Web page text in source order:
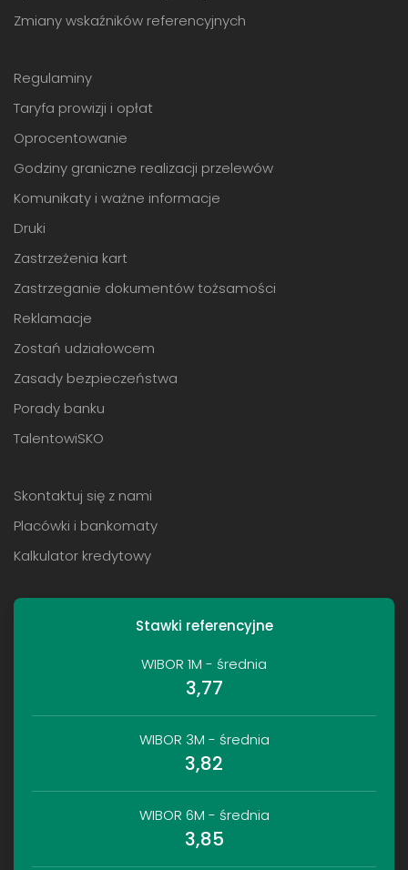
Zmiany wskaźników referencyjnych
Regulaminy
Taryfa prowizji i opłat
Oprocentowanie
Godziny graniczne realizacji przelewów
Komunikaty i ważne informacje
Druki
Zastrzeżenia kart
Zastrzeganie dokumentów tożsamości
Reklamacje
Zostań udziałowcem
Zasady bezpieczeństwa
Porady banku
TalentowiSKO
Skontaktuj się z nami
Placówki i bankomaty
Kalkulator kredytowy
Stawki referencyjne
WIBOR 1M - średnia
3,77
WIBOR 3M - średnia
3,82
WIBOR 6M - średnia
3,85